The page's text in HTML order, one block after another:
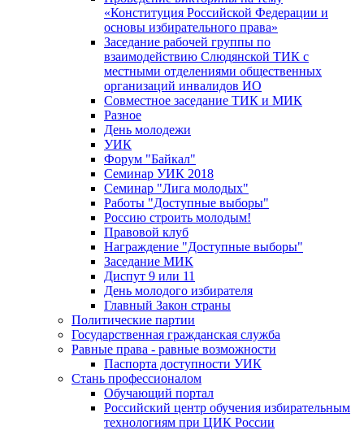
«Конституция Российской Федерации и
основы избирательного права»
Заседание рабочей группы по
взаимодействию Слюдянской ТИК с
местными отделениями общественных
организаций инвалидов ИО
Совместное заседание ТИК и МИК
Разное
День молодежи
УИК
Форум "Байкал"
Семинар УИК 2018
Семинар "Лига молодых"
Работы "Доступные выборы"
Россию строить молодым!
Правовой клуб
Награждение "Доступные выборы"
Заседание МИК
Диспут 9 или 11
День молодого избирателя
Главный Закон страны
Политические партии
Государственная гражданская служба
Равные права - равные возможности
Паспорта доступности УИК
Стань профессионалом
Обучающий портал
Российский центр обучения избирательным
технологиям при ЦИК России